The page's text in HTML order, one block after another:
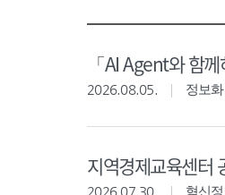
「AI Agent와 함
2026.08.05. 정보
지역경제교육센터
2026.07.30. 혁신